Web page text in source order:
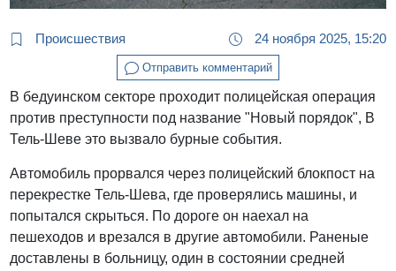
Происшествия 24 ноября 2025, 15:20
Отправить комментарий
В бедуинском секторе проходит полицейская операция
против преступности под название "Новый порядок", В
Тель-Шеве это вызвало бурные события.
Автомобиль прорвался через полицейский блокпост на
перекрестке Тель-Шева, где проверялись машины, и
попытался скрыться. По дороге он наехал на
пешеходов и врезался в другие автомобили. Раненые
доставлены в больницу, один в состоянии средней